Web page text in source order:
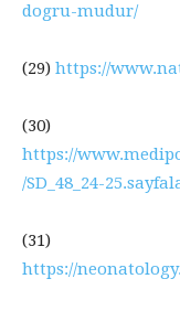
dogru-mudur/
(29) https://
(30)
https://
/SD_48_24-
(31)
https://